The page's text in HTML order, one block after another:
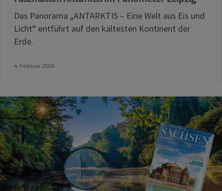
Das Panorama „ANTARKTIS – Eine Welt aus Eis und
Licht“ entführt auf den kältesten Kontinent der
Erde.
4. Februar 2026